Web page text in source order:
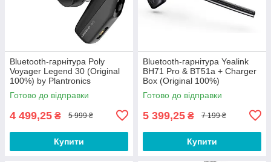
Bluetooth-гарнітура Poly
Voyager Legend 30 (Original
100%) by Plantronics
Готово до відправки
4 499,25 ₴ 5 999 ₴
Купити
Bluetooth-гарнітура Yealink
BH71 Pro & BT51a + Charger
Box (Original 100%)
Готово до відправки
5 399,25 ₴ 7 199 ₴
Купити